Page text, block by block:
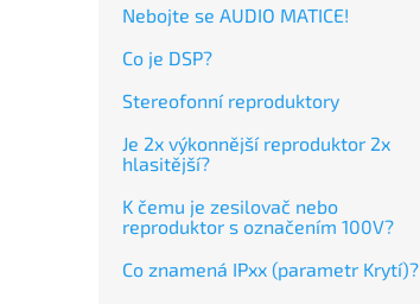
Nebojte se AUDIO MATICE!
Co je DSP?
Stereofonní reproduktory
Je 2x výkonnější reproduktor 2x
hlasitější?
K čemu je zesilovač nebo
reproduktor s označením 100V?
Co znamená IPxx (parametr Krytí)?